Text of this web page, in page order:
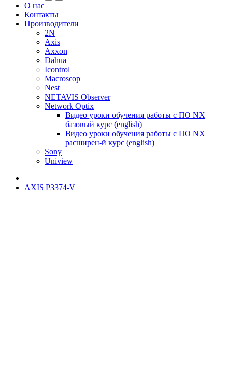
О нас
Контакты
Производители
2N
Axis
Axxon
Dahua
Icontrol
Macroscop
Nest
NETAVIS Observer
Network Optix
Видео уроки обучения работы с ПО NX
базовый курс (english)
Видео уроки обучения работы с ПО NX
расширен-й курс (english)
Sony
Uniview
AXIS P3374-V